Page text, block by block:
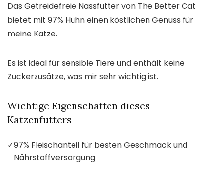
Das Getreidefreie Nassfutter von The Better Cat
bietet mit 97% Huhn einen köstlichen Genuss für
meine Katze.
Es ist ideal für sensible Tiere und enthält keine
Zuckerzusätze, was mir sehr wichtig ist.
Wichtige Eigenschaften dieses
Katzenfutters
✓97% Fleischanteil für besten Geschmack und
Nährstoffversorgung